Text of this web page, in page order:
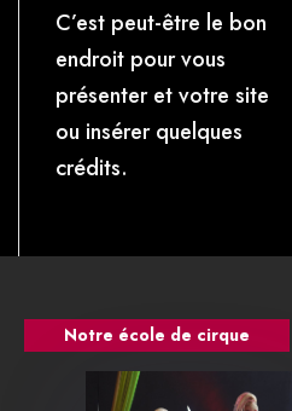
C’est peut-être le bon
endroit pour vous
présenter et votre site
ou insérer quelques
crédits.
Notre école de cirque